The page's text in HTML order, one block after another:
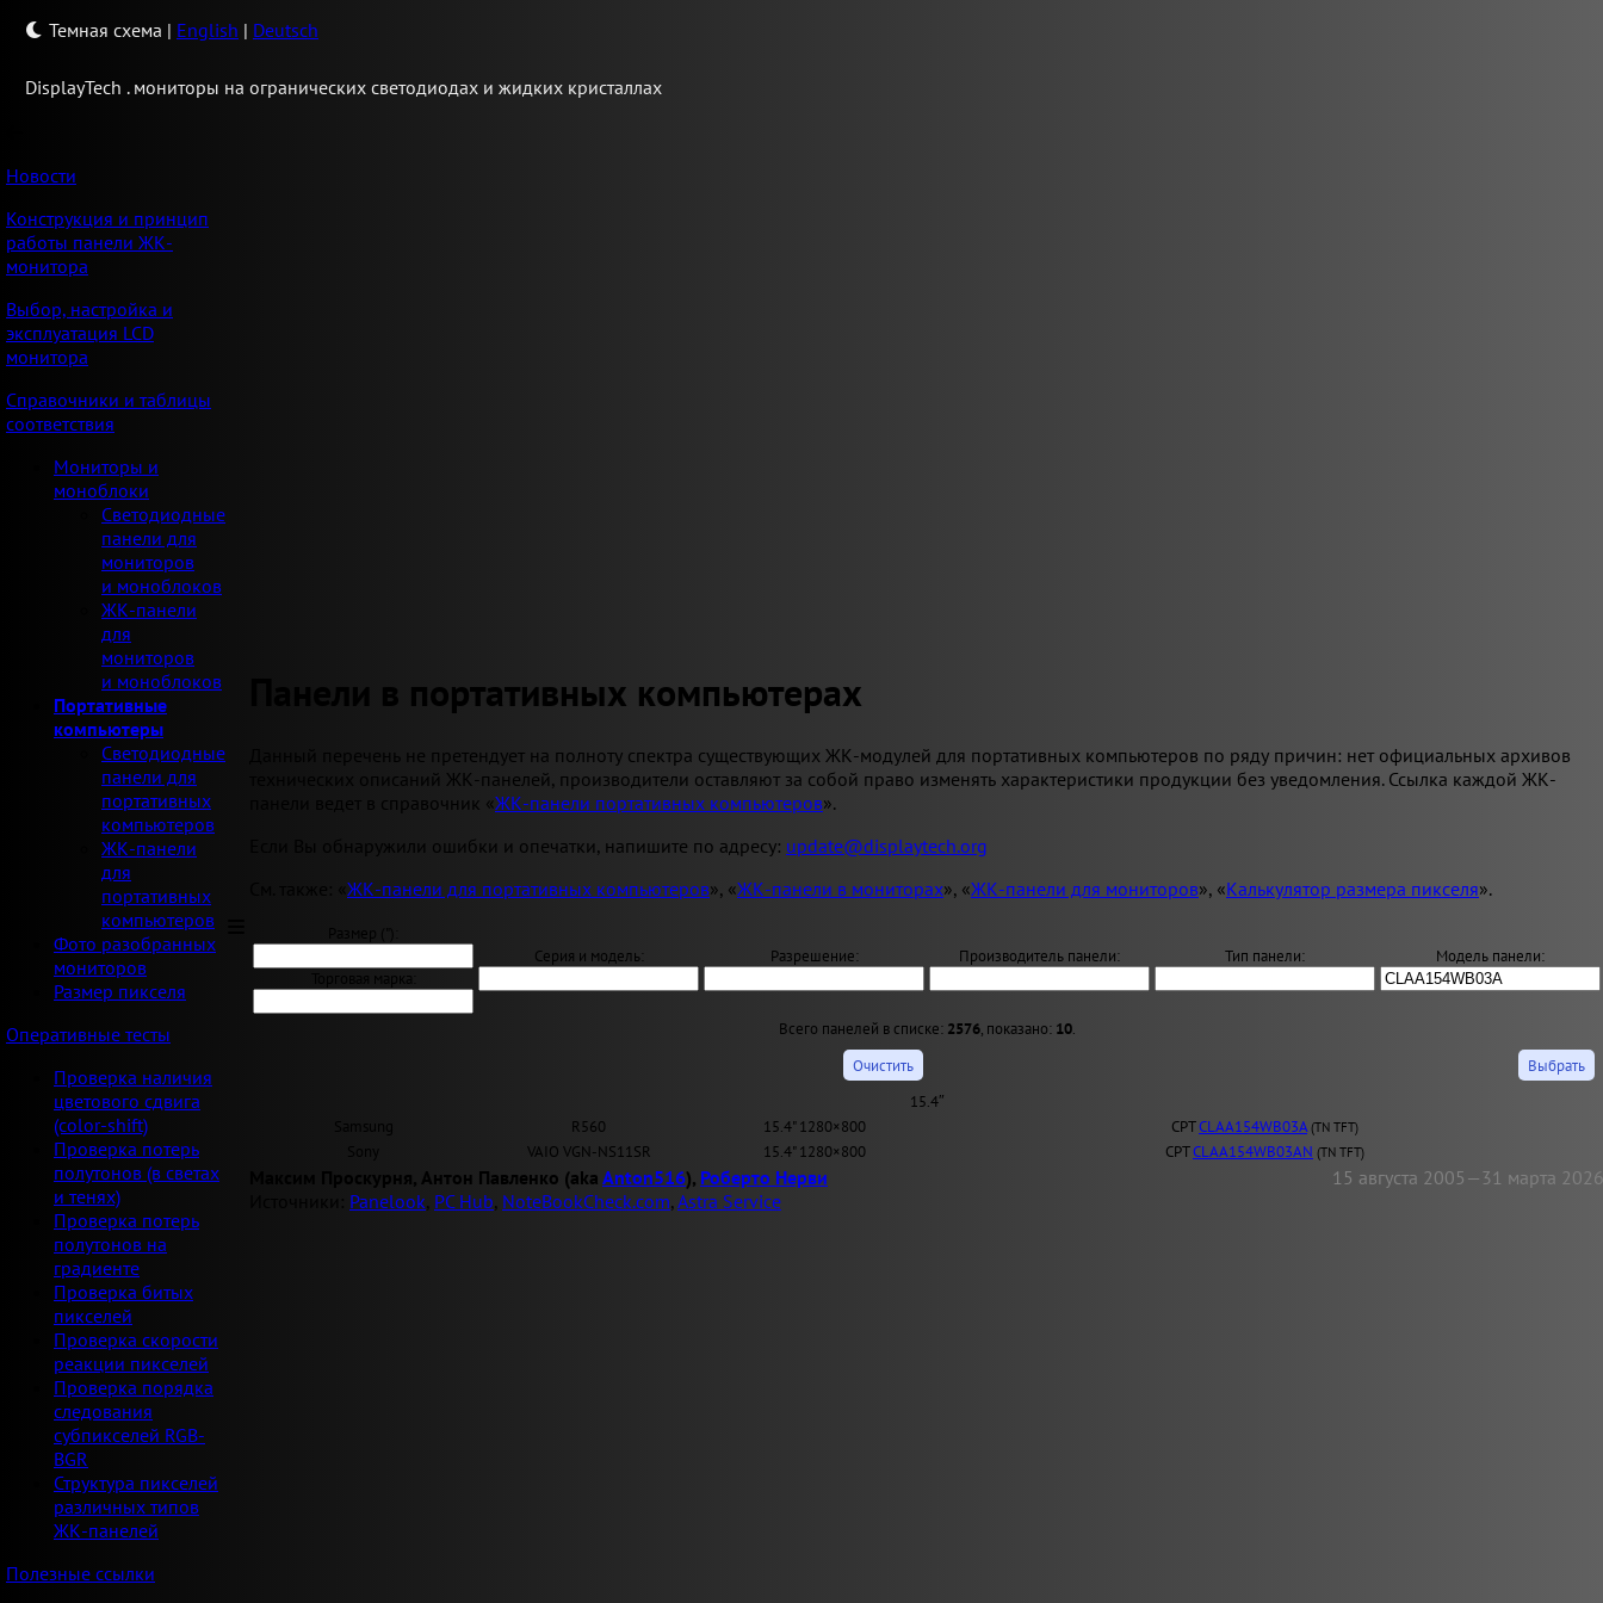
Темная схема | English | Deutsch
DisplayTech . мониторы на огранических светодиодах и жидких кристаллах
Новости
Конструкция и принцип
работы панели ЖК-
монитора
Выбор, настройка и
эксплуатация LCD
монитора
Справочники и таблицы
соответствия
Мониторы и
моноблоки
Светодиодные
панели для
мониторов
и моноблоков
ЖК-панели
для
мониторов
и моноблоков
Портативные
компьютеры
Светодиодные
панели для
портативных
компьютеров
ЖК-панели
для
портативных
компьютеров
Фото разобранных
мониторов
Размер пикселя
Оперативные тесты
Проверка наличия
цветового сдвига
(color-shift)
Проверка потерь
полутонов (в светах
и тенях)
Проверка потерь
полутонов на
градиенте
Проверка битых
пикселей
Проверка скорости
реакции пикселей
Проверка порядка
следования
субпикселей RGB-
BGR
Структура пикселей
различных типов
ЖК-панелей
Полезные ссылки
Панели в портативных компьютерах
Данный перечень не претендует на полноту спектра существующих ЖК-модулей для портативных компьютеров по ряду причин: нет официальных архивов
технических описаний ЖК-панелей, производители оставляют за собой право изменять характеристики продукции без уведомления. Ссылка каждой ЖК-
панели ведет в справочник «ЖК-панели портативных компьютеров».
Если Вы обнаружили ошибки и опечатки, напишите по адресу: update@displaytech.org
ЖК-панели для портативных компьютеров», «ЖК-панели в мониторах», «ЖК-панели для мониторов», «Калькулятор размера пикселя».
Торговая марка:
Серия и модель: Разрешение: Производитель панели: Тип панели: Модель панели:
Всего панелей в списке: 2576, показано: 10.
15.4″
Samsung
R560 15.4" 1280×800 CPTCLAA154WB03A (TN TFT)
VAIO VGN-NS11SR 15.4" 1280×800 CPTCLAA154WB03AN (TN TFT)
15 августа 2005—31 марта 2026
Максим Проскурня, Антон Павленко (aka Anton516), Роберто Нерви
Panelook, PC Hub, NoteBookCheck.com, Astra Service